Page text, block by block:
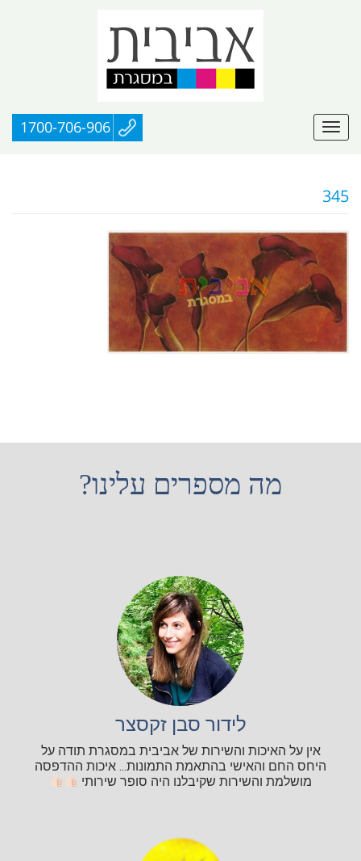
1700-706-906
345
מה מספרים עלינו?
לידור סבן זקסצר
אין על האיכות והשירות של אביבית במסגרת תודה על
היחס החם והאישי בהתאמת התמונות... איכות ההדפסה
מושלמת והשירות שקיבלנו היה סופר שירותי